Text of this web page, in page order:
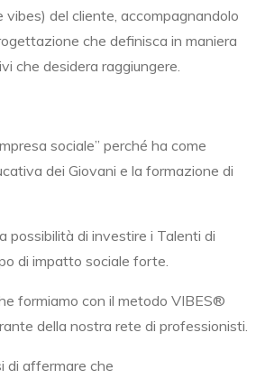
vibes) del cliente, accompagnandolo
che definisca in maniera
che desidera raggiungere.
sociale” perché ha come
dei Giovani e la formazione di
possibilità di investire i Talenti di
di impatto sociale forte.
formiamo con il metodo VIBES®
della nostra rete di professionisti.
di affermare che